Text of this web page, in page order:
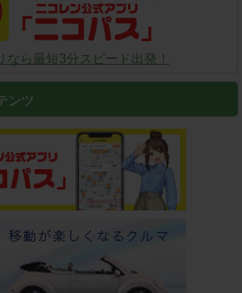
なら最短3分スピード出発！
ンツ